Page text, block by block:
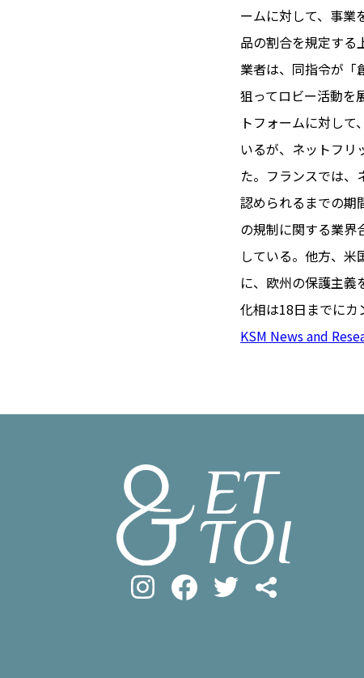
TAG
タグ
#トゥールー
#フランス旅行
#データで読
#フランス郵
#求人
#フ
#いざという
#カルカッソ
#フランス生活
#フロマージュ
#SDGs
#ア
ームに対して、事業
品の割合を規定する
業者は、同指令が「
狙ってロビー活動を
トフォームに対し
いるが、ネットフリ
た。フランスでは、
認められるまでの期
の規制に関する業界
している。他方、米
に、欧州の保護主義
化相は18日までにカ
KSM News and